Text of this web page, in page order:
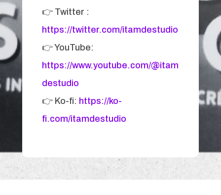
👉 Twitter :
https://twitter.com/itamdestudio
👉 YouTube:
https://www.youtube.com/@itam
destudio
👉 Ko-fi: https://ko-
fi.com/itamdestudio